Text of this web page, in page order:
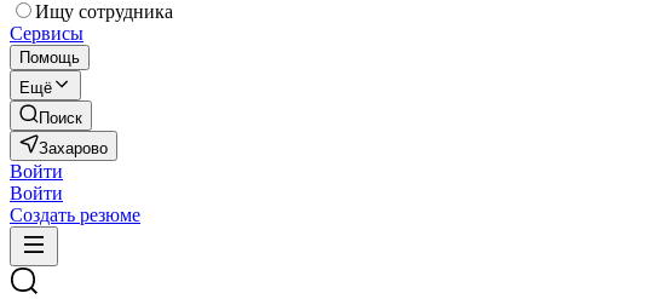
Ищу сотрудника
Сервисы
Помощь
Ещё
Поиск
Захарово
Войти
Войти
Создать резюме